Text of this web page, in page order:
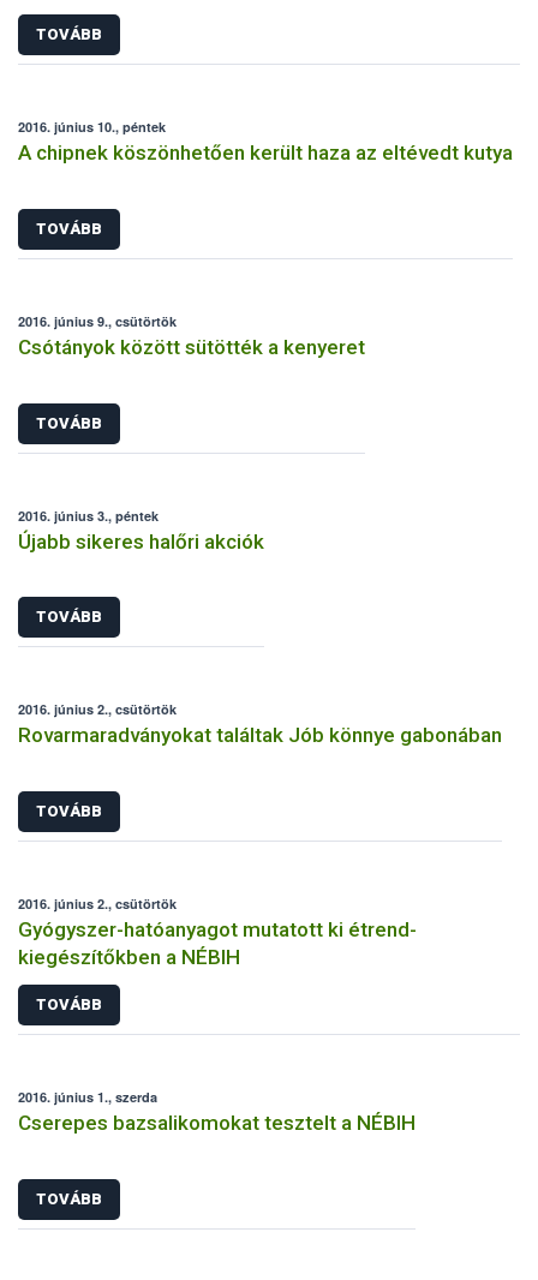
TOVÁBB
2016. június 10., péntek
A chipnek köszönhetően került haza az eltévedt kutya
TOVÁBB
2016. június 9., csütörtök
Csótányok között sütötték a kenyeret
TOVÁBB
2016. június 3., péntek
Újabb sikeres halőri akciók
TOVÁBB
2016. június 2., csütörtök
Rovarmaradványokat találtak Jób könnye gabonában
TOVÁBB
2016. június 2., csütörtök
Gyógyszer-hatóanyagot mutatott ki étrend-
kiegészítőkben a NÉBIH
TOVÁBB
2016. június 1., szerda
Cserepes bazsalikomokat tesztelt a NÉBIH
TOVÁBB